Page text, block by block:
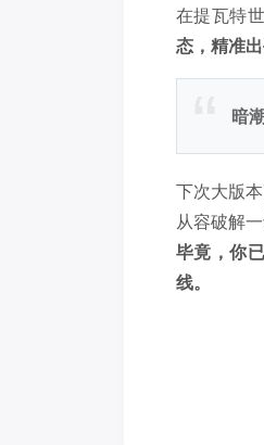
在提瓦特
态，精准出
暗
下次大版
从容破解一
毕竟，你
线。